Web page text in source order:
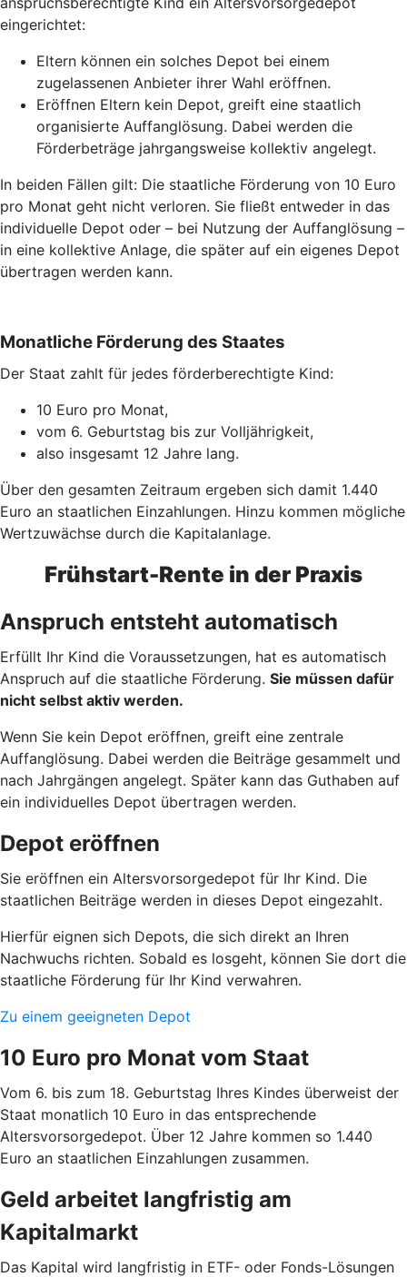
eingerichtet:
Eltern können ein solches Depot bei einem
zugelassenen Anbieter ihrer Wahl eröffnen.
Eröffnen Eltern kein Depot, greift eine staatlich
organisierte Auffanglösung. Dabei werden die
Förderbeträge jahrgangsweise kollektiv angelegt.
In beiden Fällen gilt: Die staatliche Förderung von 10 Euro
pro Monat geht nicht verloren. Sie fließt entweder in das
individuelle Depot oder – bei Nutzung der Auffanglösung –
in eine kollektive Anlage, die später auf ein eigenes Depot
übertragen werden kann.
Monatliche Förderung des Staates
Der Staat zahlt für jedes förderberechtigte Kind:
10 Euro pro Monat,
vom 6. Geburtstag bis zur Volljährigkeit,
also insgesamt 12 Jahre lang.
Über den gesamten Zeitraum ergeben sich damit 1.440
Euro an staatlichen Einzahlungen. Hinzu kommen mögliche
Wertzuwächse durch die Kapitalanlage.
Frühstart-Rente in der Praxis
Anspruch entsteht automatisch
Erfüllt Ihr Kind die Voraussetzungen, hat es automatisch
Anspruch auf die staatliche Förderung. Sie müssen dafür
nicht selbst aktiv werden.
Wenn Sie kein Depot eröffnen, greift eine zentrale
Auffanglösung. Dabei werden die Beiträge gesammelt und
nach Jahrgängen angelegt. Später kann das Guthaben auf
ein individuelles Depot übertragen werden.
Depot eröffnen
Sie eröffnen ein Altersvorsorgedepot für Ihr Kind. Die
staatlichen Beiträge werden in dieses Depot eingezahlt.
Hierfür eignen sich Depots, die sich direkt an Ihren
Nachwuchs richten. Sobald es losgeht, können Sie dort die
staatliche Förderung für Ihr Kind verwahren.
Zu einem geeigneten Depot
10 Euro pro Monat vom Staat
Vom 6. bis zum 18. Geburtstag Ihres Kindes überweist der
Staat monatlich 10 Euro in das entsprechende
Altersvorsorgedepot. Über 12 Jahre kommen so 1.440
Euro an staatlichen Einzahlungen zusammen.
Geld arbeitet langfristig am
Kapitalmarkt
Das Kapital wird langfristig in ETF- oder Fonds-Lösungen